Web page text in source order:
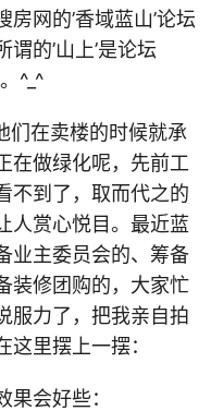
网的’香域蓝山’论坛
的’山上’是论坛
^_^
们在卖楼的时候就承
在做绿化呢，先前工
不到了，取而代之的
人赏心悦目。最近蓝
业主委员会的、筹备
装修团购的，大家忙
服力了，把我亲自拍
里摆上一摆：
会好些：